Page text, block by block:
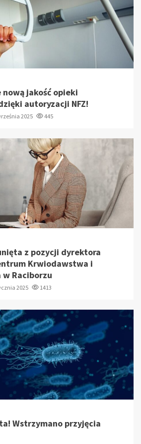
jakość opieki
autoryzacji NFZ!
2025 445
z pozycji dyrektora
Krwiodawstwa i
Raciborzu
2025 1413
Wstrzymano przyjęcia